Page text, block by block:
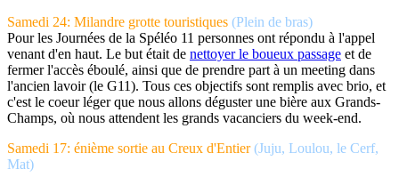
Samedi 24: Milandre grotte touristiques (Plein de bras)
Pour les Journées de la Spéléo 11 personnes ont répondu à l'appel
venant d'en haut. Le but était de nettoyer le boueux passage et de
fermer l'accès éboulé, ainsi que de prendre part à un meeting dans
l'ancien lavoir (le G11). Tous ces objectifs sont remplis avec brio, et
c'est le coeur léger que nous allons déguster une bière aux Grands-
Champs, où nous attendent les grands vacanciers du week-end.
Samedi 17: énième sortie au Creux d'Entier(Juju, Loulou, le Cerf,
Mat)